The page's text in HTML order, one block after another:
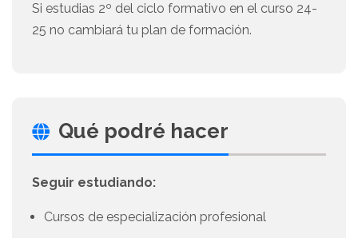
Si estudias 2º del ciclo formativo en el curso 24-
25 no cambiará tu plan de formación.
Qué podré hacer
Seguir estudiando:
Cursos de especialización profesional